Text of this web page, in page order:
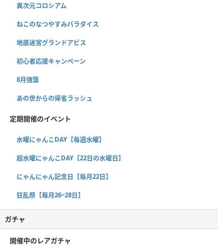
異次元コロシアム
ねこのなつやすみパラダイス
地底迷宮グランドアビス
初心者応援キャンペーン
8月強襲
あの世からの帰省ラッシュ
定期開催のイベント
水曜にゃんこDAY【毎週水曜】
超水曜にゃんこDAY【22日の水曜日】
にゃんにゃん記念日【毎月22日】
狂乱祭【毎月26~28日】
ガチャ
開催中のレアガチャ